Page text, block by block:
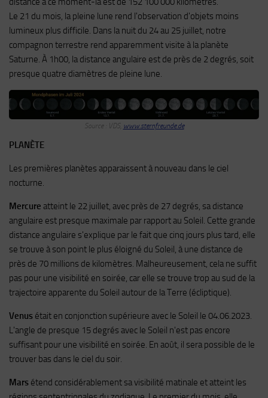
Le 21 du mois, la pleine lune rend l'observation d'objets moins
lumineux plus difficile. Dans la nuit du 24 au 25 juillet, notre
compagnon terrestre rend apparemment visite à la planète
Saturne. À 1h00, la distance angulaire est de près de 2 degrés, soit
presque quatre diamètres de pleine lune.
Source : VDS, www.sternfreunde.de
PLANÈTE
Les premières planètes apparaissent à nouveau dans le ciel
nocturne.
Mercure atteint le 22 juillet, avec près de 27 degrés, sa distance
angulaire est presque maximale par rapport au Soleil. Cette grande
distance angulaire s'explique par le fait que cinq jours plus tard, elle
se trouve à son point le plus éloigné du Soleil, à une distance de
près de 70 millions de kilomètres. Malheureusement, cela ne suffit
pas pour une visibilité en soirée, car elle se trouve trop au sud de la
trajectoire apparente du Soleil autour de la Terre (écliptique).
Venus était en conjonction supérieure avec le Soleil le 04.06.2023.
L'angle de presque 15 degrés avec le Soleil n'est pas encore
suffisant pour une visibilité en soirée. En août, il sera possible de le
trouver bas dans le ciel du soir.
Mars étend considérablement sa visibilité matinale et atteint les